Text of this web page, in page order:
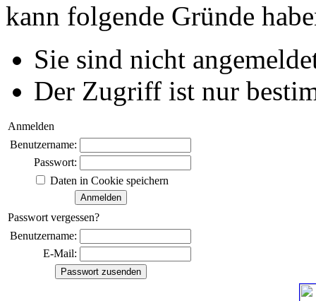
kann folgende Gründe
Sie sind nicht
Der Zugriff ist nur
Anmelden
Benutzername:
Passwort:
Daten in Cookie speichern
Passwort vergessen?
Benutzername:
E-Mail: